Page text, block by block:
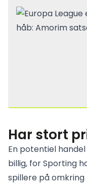
Har stort
En potentiel
billig, for Sporting
spillere på